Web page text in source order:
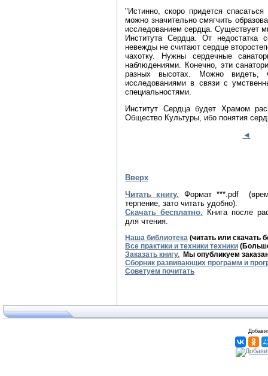
"Истинно, скоро придется
можно значительно смягчить
исследованием сердца. Существует
Института Сердца. От недостатка
невежды не считают сердце
чахотку. Нужны сердечные
наблюдениями. Конечно, эти
разных высотах. Можно видеть,
исследованиями в связи с
специальностями.
Институт Сердца будет Храмом
Общество Культуры, ибо понятия
◄
Вверх
Читать книгу.
Формат ***.pdf
терпение, зато читать удобно).
Скачать бесплатно. Книга после
для чтения.
Наша библиотека (читать или скачать
Все практики и техники техники
Заказать книгу. Мы опубликуем
Сборник развивающих программ и
Советуем почитать